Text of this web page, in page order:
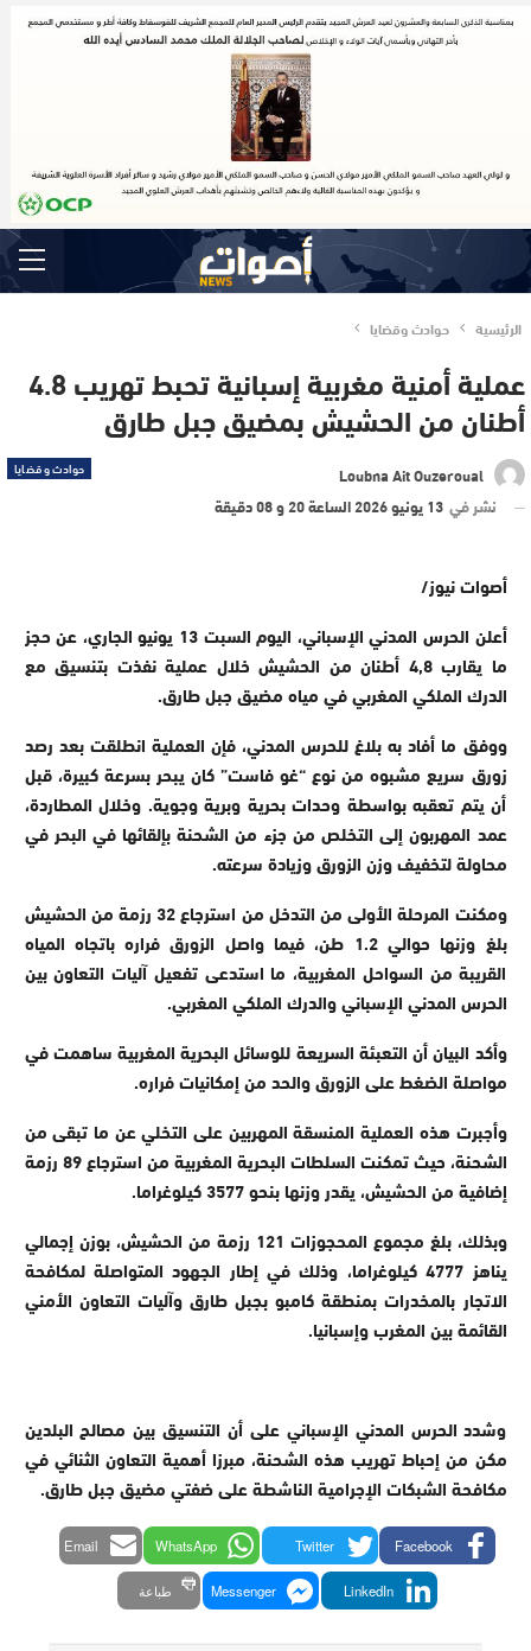
الرئيسية حوادث وقضايا
عملية أمنية مغربية إسبانية تحبط تهريب 4.8
أطنان من الحشيش بمضيق جبل طارق
حوادث وقضايا
Loubna Ait Ouzeroual
نشر في 13 يونيو 2026 الساعة 20 و 08 دقيقة
أصوات نيوز/
أعلن الحرس المدني الإسباني، اليوم السبت 13 يونيو الجاري، عن حجز
ما يقارب 4,8 أطنان من الحشيش خلال عملية نفذت بتنسيق مع
الدرك الملكي المغربي في مياه مضيق جبل طارق.
ووفق ما أفاد به بلاغ للحرس المدني، فإن العملية انطلقت بعد رصد
زورق سريع مشبوه من نوع “غو فاست” كان يبحر بسرعة كبيرة، قبل
أن يتم تعقبه بواسطة وحدات بحرية وبرية وجوية. وخلال المطاردة،
عمد المهربون إلى التخلص من جزء من الشحنة بإلقائها في البحر في
محاولة لتخفيف وزن الزورق وزيادة سرعته.
ومكنت المرحلة الأولى من التدخل من استرجاع 32 رزمة من الحشيش
بلغ وزنها حوالي 1.2 طن، فيما واصل الزورق فراره باتجاه المياه
القريبة من السواحل المغربية، ما استدعى تفعيل آليات التعاون بين
الحرس المدني الإسباني والدرك الملكي المغربي.
وأكد البيان أن التعبئة السريعة للوسائل البحرية المغربية ساهمت في
مواصلة الضغط على الزورق والحد من إمكانيات فراره.
وأجبرت هذه العملية المنسقة المهربين على التخلي عن ما تبقى من
الشحنة، حيث تمكنت السلطات البحرية المغربية من استرجاع 89 رزمة
إضافية من الحشيش، يقدر وزنها بنحو 3577 كيلوغراما
.
وبذلك، بلغ مجموع المحجوزات 121 رزمة من الحشيش، بوزن إجمالي
يناهز 4777 كيلوغراما، وذلك في إطار الجهود المتواصلة لمكافحة
الاتجار بالمخدرات بمنطقة كامبو بجبل طارق وآليات التعاون الأمني
القائمة بين المغرب وإسبانيا.
وشدد الحرس المدني الإسباني على أن التنسيق بين مصالح البلدين
مكن من إحباط تهريب هذه الشحنة، مبرزا أهمية التعاون الثنائي في
مكافحة الشبكات الإجرامية الناشطة على ضفتي مضيق جبل طارق.
Facebook
Twitter
WhatsApp
Email
LinkedIn
Messenger طباعة